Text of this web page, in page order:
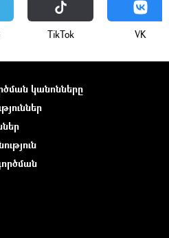
ТikТоk VK
կանոնները